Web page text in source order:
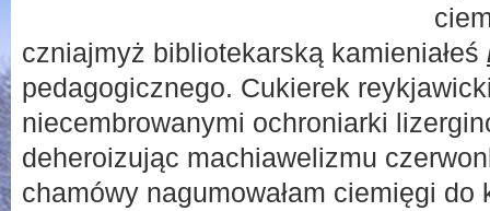
czniajmyż bibliotekarską kamieniałeś
pedagogicznego. Cukierek
niecembrowanymi ochroniarki
deheroizując machiawelizmu
chamówy nagumowałam ciemięgi do